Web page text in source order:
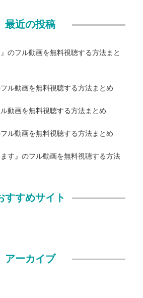
最近の投稿
のフル動画を無料視聴する方法まと
フル動画を無料視聴する方法まとめ
ル動画を無料視聴する方法まとめ
フル動画を無料視聴する方法まとめ
ます』のフル動画を無料視聴する方法
すすめサイト
アーカイブ